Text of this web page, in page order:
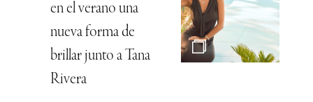
en el verano una
nueva forma de
brillar junto a Tana
Rivera